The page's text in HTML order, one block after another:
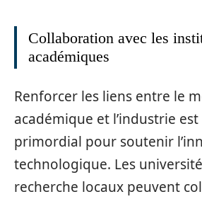
Collaboration avec les
académiques
Renforcer les liens entre le
académique et l’industrie
primordial pour soutenir
technologique. Les
recherche locaux peuvent